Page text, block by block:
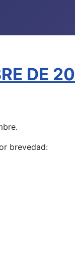
DE
brevedad: